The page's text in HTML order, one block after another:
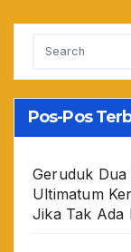
Pos-Pos
Geruduk Dua
Ultimatum
Jika Tak Ada